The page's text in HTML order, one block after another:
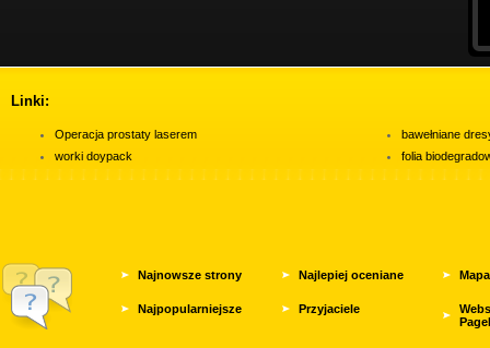
Linki:
Operacja prostaty laserem
worki doypack
bawełniane
folia
Najnowsze strony Najlepiej oceniane
Najpopularniejsze Przyjaciele